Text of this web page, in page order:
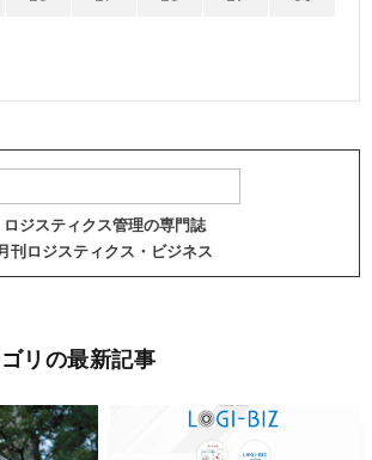
ロジスティクス管理の専門誌
刊ロジスティクス・ビジネス
リの最新記事